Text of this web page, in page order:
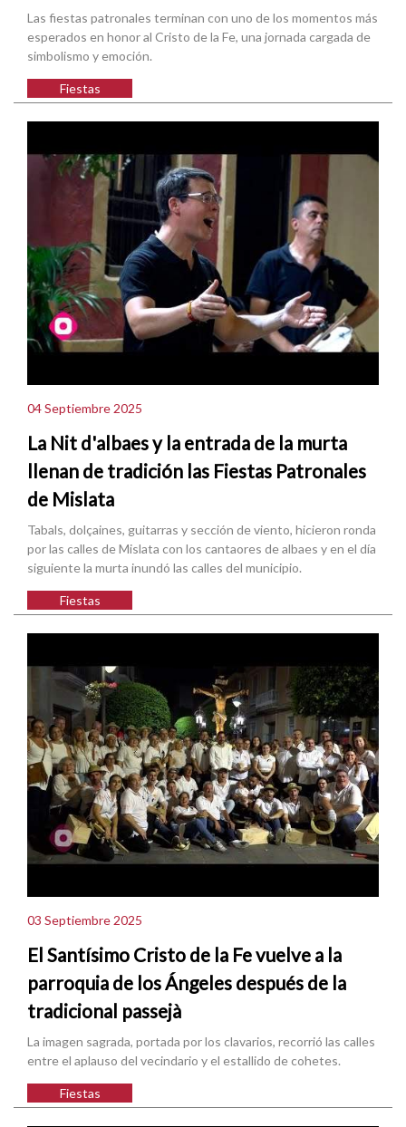
Las fiestas patronales terminan con uno de los momentos más
esperados en honor al Cristo de la Fe, una jornada cargada de
simbolismo y emoción.
Fiestas
04 Septiembre 2025
La Nit d'albaes y la entrada de la murta
llenan de tradición las Fiestas Patronales
de Mislata
Tabals, dolçaines, guitarras y sección de viento, hicieron ronda
por las calles de Mislata con los cantaores de albaes y en el día
siguiente la murta inundó las calles del municipio.
Fiestas
03 Septiembre 2025
El Santísimo Cristo de la Fe vuelve a la
parroquia de los Ángeles después de la
tradicional passejà
La imagen sagrada, portada por los clavarios, recorrió las calles
entre el aplauso del vecindario y el estallido de cohetes.
Fiestas